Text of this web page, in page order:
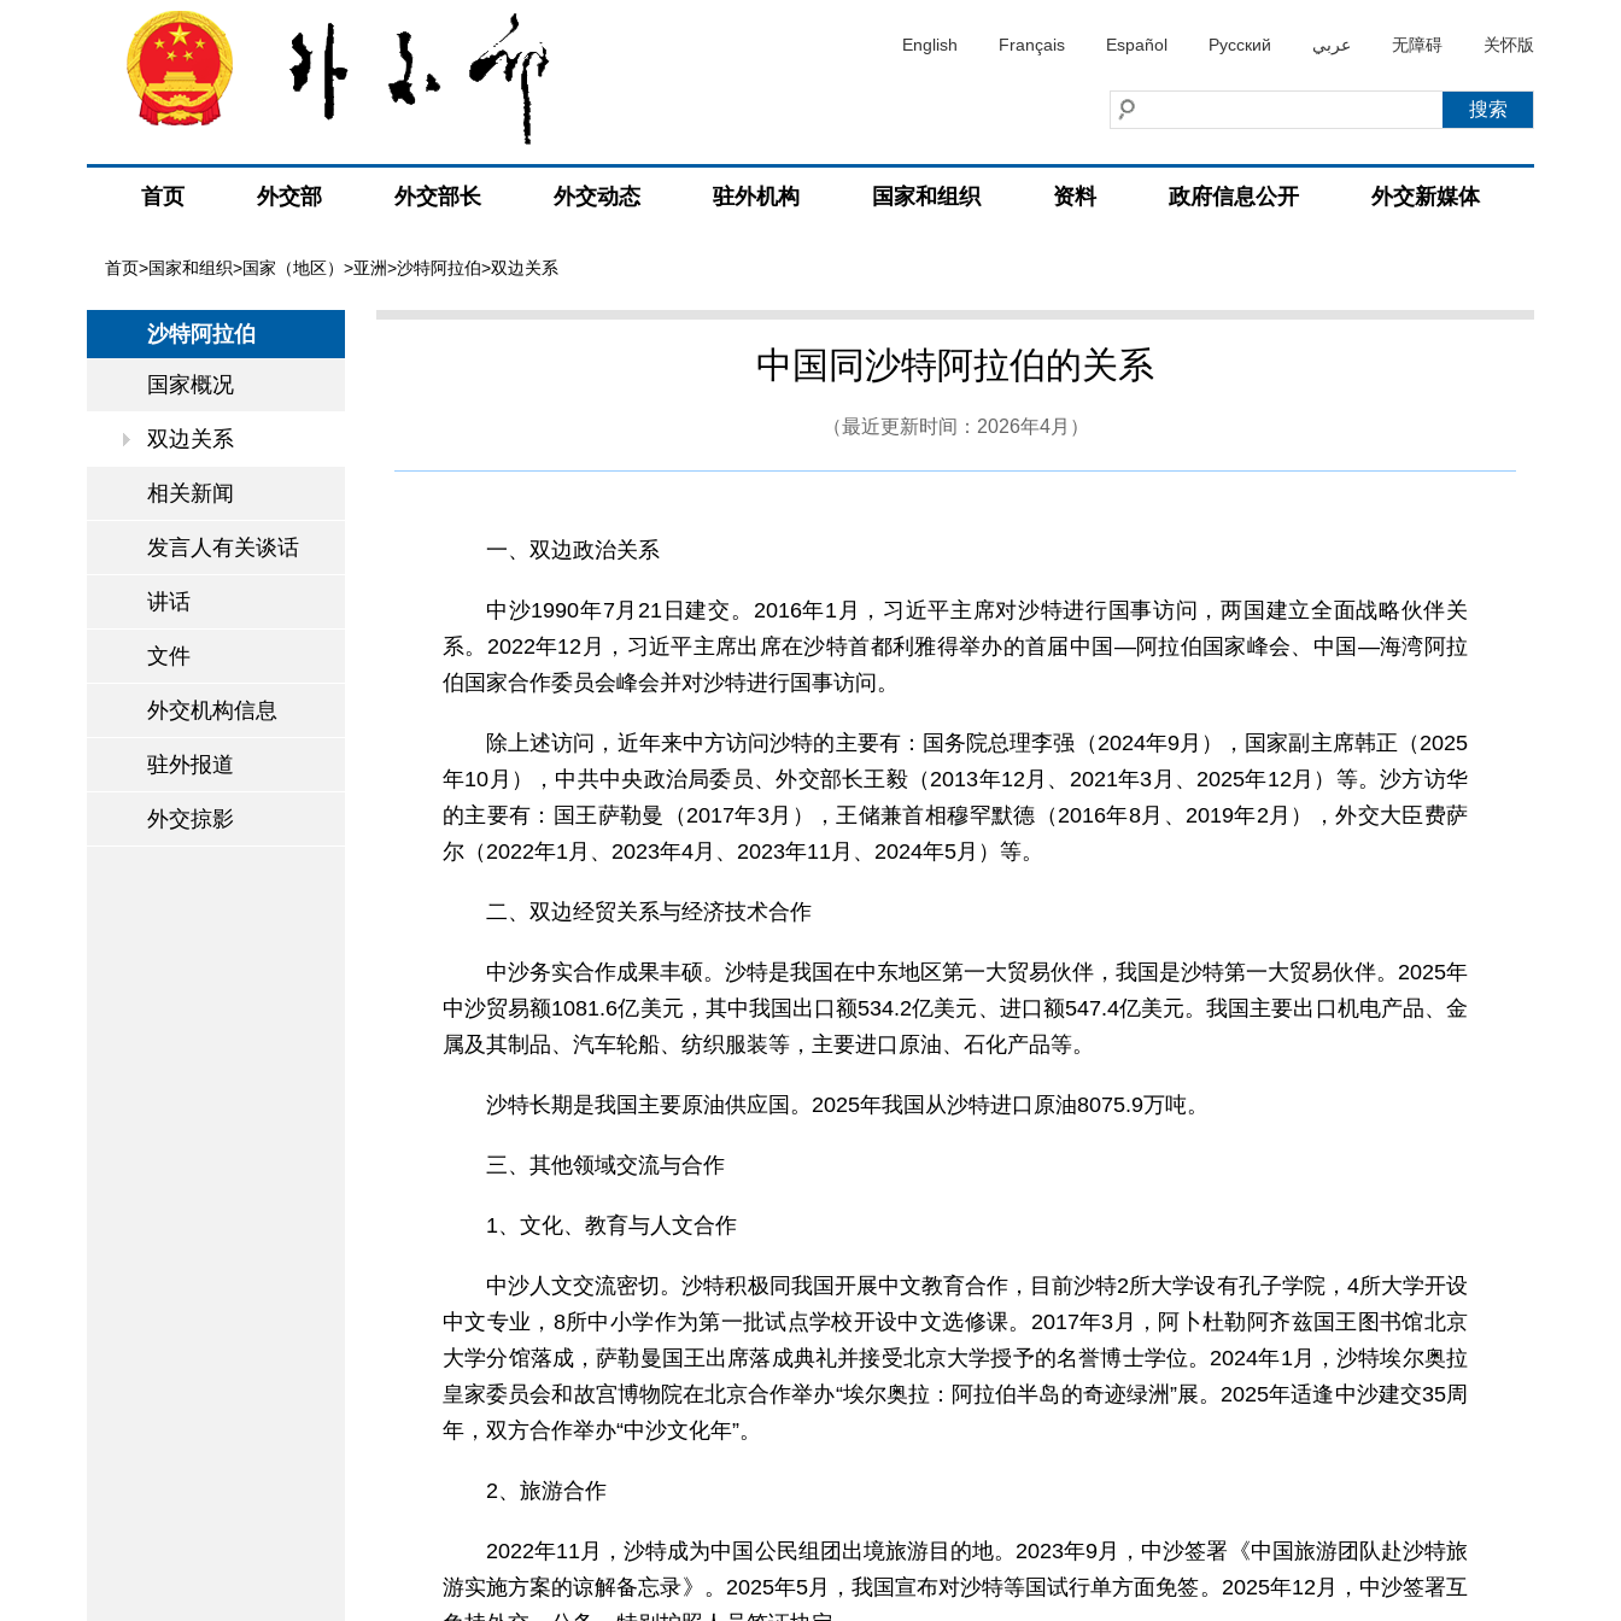
English Français Español Русский عربي 无障碍 关怀版
首页 外交部 外交部长 外交动态 驻外机构 国家和组织 资料 政府信息公开 外交新媒体
首页>国家和组织>国家（地区） >亚洲>沙特阿拉伯>双边关系
沙特阿拉伯
国家概况
双边关系
相关新闻
发言人有关谈话
讲话
文件
外交机构信息
驻外报道
外交掠影
中国同沙特阿拉伯的关系
（最近更新时间：2026年4月）
一、双边政治关系
中沙1990年7月21日建交。2016年1月，习近平主席对沙特进行国事访问，两国建立全面战略伙伴关
系。2022年12月，习近平主席出席在沙特首都利雅得举办的首届中国—阿拉伯国家峰会、中国—海湾阿拉
伯国家合作委员会峰会并对沙特进行国事访问。
除上述访问，近年来中方访问沙特的主要有：国务院总理李强（2024年9月），国家副主席韩正（2025
年10月），中共中央政治局委员、外交部长王毅（2013年12月、2021年3月、2025年12月）等。沙方访华
的主要有：国王萨勒曼（2017年3月），王储兼首相穆罕默德（2016年8月、2019年2月），外交大臣费萨
尔（2022年1月、2023年4月、2023年11月、2024年5月）等。
二、双边经贸关系与经济技术合作
中沙务实合作成果丰硕。沙特是我国在中东地区第一大贸易伙伴，我国是沙特第一大贸易伙伴。2025年
中沙贸易额1081.6亿美元，其中我国出口额534.2亿美元、进口额547.4亿美元。我国主要出口机电产品、金
属及其制品、汽车轮船、纺织服装等，主要进口原油、石化产品等。
沙特长期是我国主要原油供应国。2025年我国从沙特进口原油8075.9万吨。
三、其他领域交流与合作
1、文化、教育与人文合作
中沙人文交流密切。沙特积极同我国开展中文教育合作，目前沙特2所大学设有孔子学院，4所大学开设
中文专业，8所中小学作为第一批试点学校开设中文选修课。2017年3月，阿卜杜勒阿齐兹国王图书馆北京
大学分馆落成，萨勒曼国王出席落成典礼并接受北京大学授予的名誉博士学位。2024年1月，沙特埃尔奥拉
皇家委员会和故宫博物院在北京合作举办“埃尔奥拉：阿拉伯半岛的奇迹绿洲”展。2025年适逢中沙建交35周
年，双方合作举办“中沙文化年”。
2、旅游合作
2022年11月，沙特成为中国公民组团出境旅游目的地。2023年9月，中沙签署《中国旅游团队赴沙特旅
游实施方案的谅解备忘录》。2025年5月，我国宣布对沙特等国试行单方面免签。2025年12月，中沙签署互